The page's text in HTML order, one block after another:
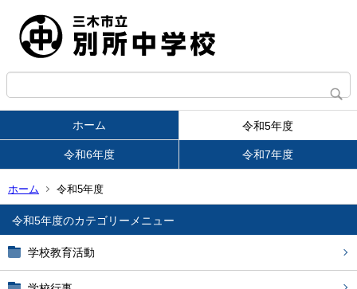
ホーム 令和5年度
令和6年度 令和7年度
ホーム 令和5年度
令和5年度
学校教育活動